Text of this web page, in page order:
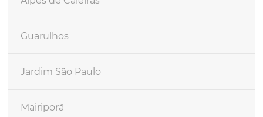
Guarulhos
Jardim São Paulo
Mairiporã